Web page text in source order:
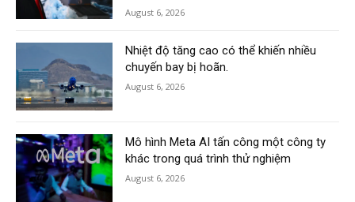
August 6, 2026
Nhiệt độ tăng cao có thể khiến nhiều
chuyến bay bị hoãn.
August 6, 2026
Mô hình Meta AI tấn công một công ty
khác trong quá trình thử nghiệm
August 6, 2026